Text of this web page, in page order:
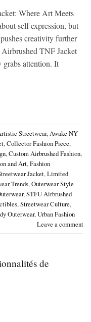
Where Art Meets
self expression, but
creativity further
TNF Jacket
grabs attention. It
Streetwear,Awake NY
,Collector Fashion Piece,
,Custom Airbrushed Fashion,
and Art,Fashion
Jacket,Limited
Trends,Outerwear Style
,STFU Airbrushed
,Streetwear Culture,
Outerwear,Urban Fashion
Leave a comment
de